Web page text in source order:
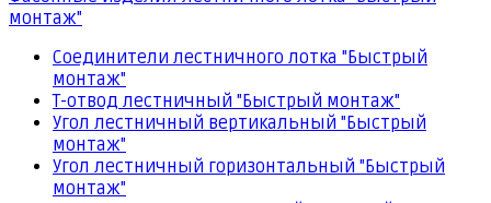
монтаж"
Соединители лестничного лотка "Быстрый
монтаж"
Т-отвод лестничный "Быстрый монтаж"
Угол лестничный вертикальный "Быстрый
монтаж"
Угол лестничный горизонтальный "Быстрый
монтаж"